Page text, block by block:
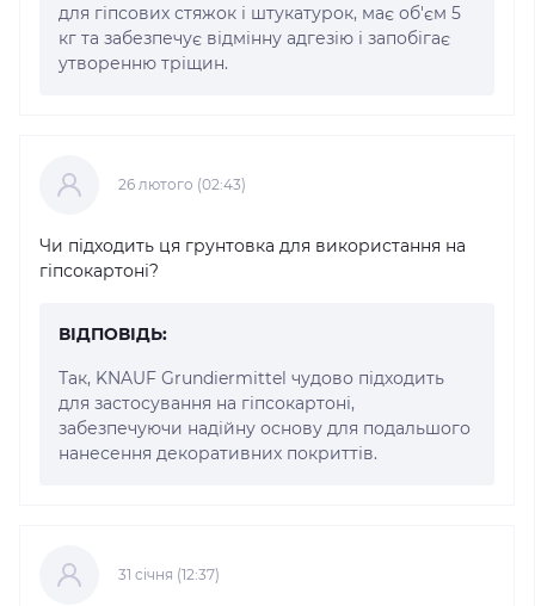
для гіпсових стяжок і штукатурок, має об'єм 5
кг та забезпечує відмінну адгезію і запобігає
утворенню тріщин.
26 лютого (02:43)
Чи підходить ця грунтовка для використання на
гіпсокартоні?
ВІДПОВІДЬ:
Так, KNAUF Grundiermittel чудово підходить
для застосування на гіпсокартоні,
забезпечуючи надійну основу для подальшого
нанесення декоративних покриттів.
31 cічня (12:37)